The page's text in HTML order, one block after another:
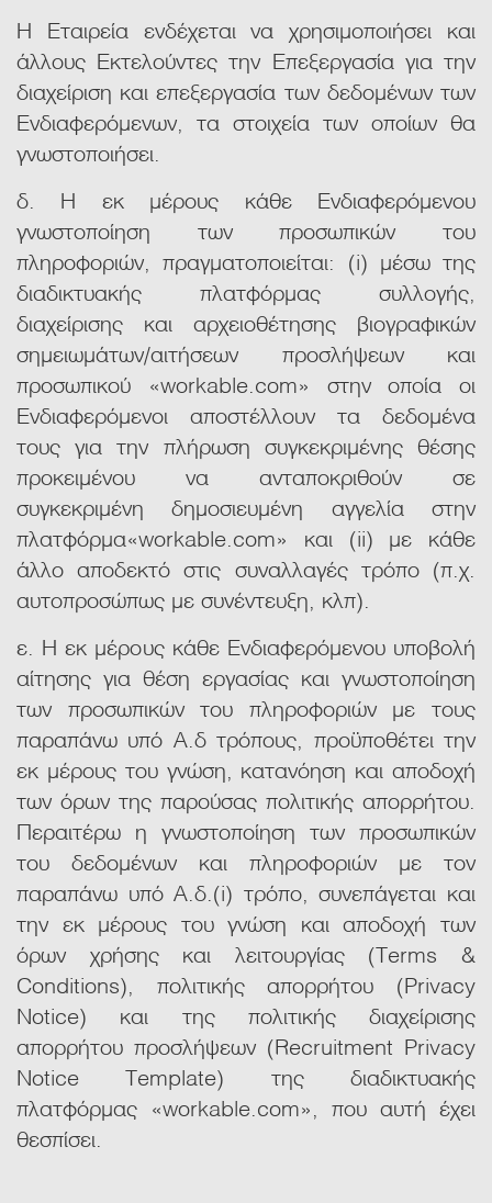
Η Εταιρεία ενδέχεται να χρησιμοποιήσει και
άλλους Εκτελούντες την Επεξεργασία για την
διαχείριση και επεξεργασία των δεδομένων των
Ενδιαφερόμενων, τα στοιχεία των οποίων θα
γνωστοποιήσει.
δ. Η εκ μέρους κάθε Ενδιαφερόμενου
γνωστοποίηση των προσωπικών του
πληροφοριών, πραγματοποιείται: (i) μέσω της
διαδικτυακής πλατφόρμας συλλογής,
διαχείρισης και αρχειοθέτησης βιογραφικών
σημειωμάτων/αιτήσεων προσλήψεων και
προσωπικού «workable.com» στην οποία οι
Ενδιαφερόμενοι αποστέλλουν τα δεδομένα
τους για την πλήρωση συγκεκριμένης θέσης
προκειμένου να ανταποκριθούν σε
συγκεκριμένη δημοσιευμένη αγγελία στην
πλατφόρμα«workable.com» και (ii) με κάθε
άλλο αποδεκτό στις συναλλαγές τρόπο (π.χ.
αυτοπροσώπως με συνέντευξη, κλπ).
ε. Η εκ μέρους κάθε Ενδιαφερόμενου υποβολή
αίτησης για θέση εργασίας και γνωστοποίηση
των προσωπικών του πληροφοριών με τους
παραπάνω υπό Α.δ τρόπους, προϋποθέτει την
εκ μέρους του γνώση, κατανόηση και αποδοχή
των όρων της παρούσας πολιτικής απορρήτου.
Περαιτέρω η γνωστοποίηση των προσωπικών
του δεδομένων και πληροφοριών με τον
παραπάνω υπό Α.δ.(i) τρόπο, συνεπάγεται και
την εκ μέρους του γνώση και αποδοχή των
όρων χρήσης και λειτουργίας (Terms &
Conditions), πολιτικής απορρήτου (Privacy
Notice) και της πολιτικής διαχείρισης
απορρήτου προσλήψεων (Recruitment Privacy
Notice Template) της διαδικτυακής
πλατφόρμας «workable.com», που αυτή έχει
θεσπίσει.